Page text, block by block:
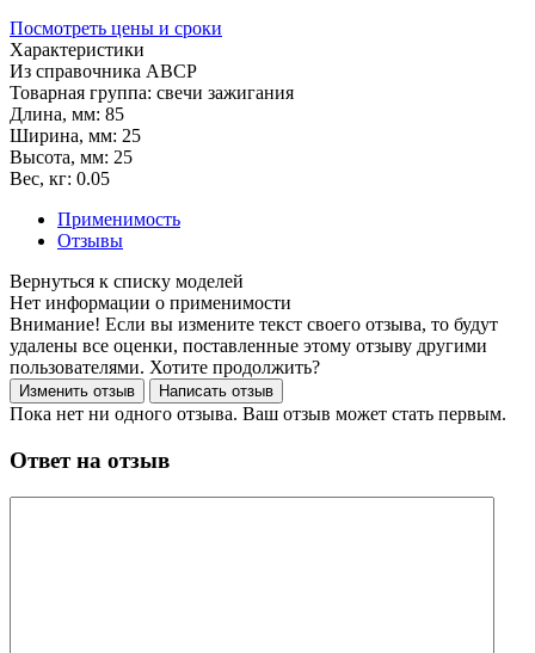
Посмотреть цены и сроки
Характеристики
Из справочника ABCP
Товарная группа: свечи зажигания
Длина, мм: 85
Ширина, мм: 25
Высота, мм: 25
Вес, кг: 0.05
Применимость
Отзывы
Нет информации о применимости
Внимание! Если вы измените текст своего отзыва, то будут
удалены все оценки, поставленные этому отзыву другими
пользователями. Хотите продолжить?
Пока нет ни одного отзыва. Ваш отзыв может стать первым.
Ответ на отзыв